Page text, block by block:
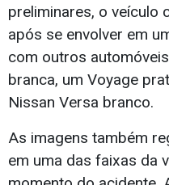
preliminares, o veículo
após se envolver em
com outros
branca, um Voyage
Nissan Versa branco.
As imagens também
em uma das faixas da